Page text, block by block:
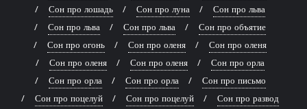
Сон про лошадь
Сон про луна
Сон про льва
Сон про льва
Сон про льва
Сон про объятие
Сон про огонь
Сон про оленя
Сон про оленя
Сон про оленя
Сон про оленя
Сон про орла
Сон про орла
Сон про орла
Сон про письмо
Сон про поцелуй
Сон про поцелуй
Сон про развод